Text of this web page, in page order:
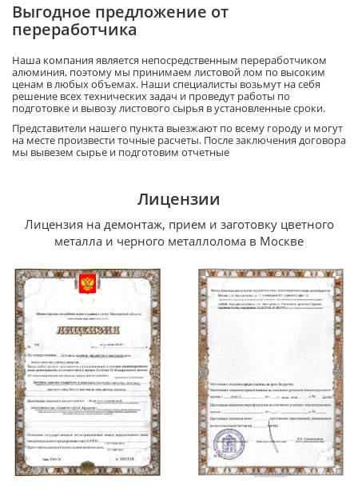
Выгодное предложение от
переработчика
Наша компания является непосредственным переработчиком
алюминия, поэтому мы принимаем листовой лом по высоким
ценам в любых объемах. Наши специалисты возьмут на себя
решение всех технических задач и проведут работы по
подготовке и вывозу листового сырья в установленные сроки.
Представители нашего пункта выезжают по всему городу и могут
на месте произвести точные расчеты. После заключения договора
мы вывезем сырье и подготовим отчетные
Лицензии
Лицензия на демонтаж, прием и заготовку цветного
металла и черного металлолома в Москве